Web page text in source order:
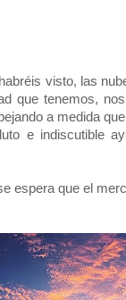
visto, las
que tenemos,
a medida
e indiscutible
espera que el